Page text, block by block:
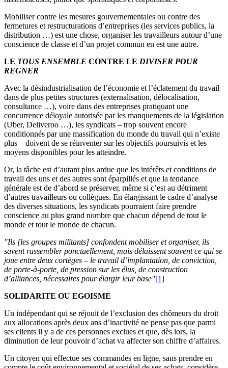
Mobiliser contre les mesures gouvernementales ou contre des
fermetures et restructurations d’entreprises (les services publics, la
distribution …) est une chose, organiser les travailleurs autour d’une
conscience de classe et d’un projet commun en est une autre.
LE TOUS ENSEMBLE CONTRE LE DIVISER POUR
REGNER
Avec la désindustrialisation de l’économie et l’éclatement du travail
dans de plus petites structures (externalisation, délocalisation,
consultance …), voire dans des entreprises pratiquant une
concurrence déloyale autorisée par les manquements de la législation
(Uber, Deliveroo …), les syndicats – trop souvent encore
conditionnés par une massification du monde du travail qui n’existe
plus – doivent de se réinventer sur les objectifs poursuivis et les
moyens disponibles pour les atteindre.
Or, la tâche est d’autant plus ardue que les intérêts et conditions de
travail des uns et des autres sont éparpillés et que la tendance
générale est de d’abord se préserver, même si c’est au détriment
d’autres travailleurs ou collègues. En élargissant le cadre d’analyse
des diverses situations, les syndicats pourraient faire prendre
conscience au plus grand nombre que chacun dépend de tout le
monde et tout le monde de chacun.
"Ils [les groupes militants] confondent mobiliser et organiser, ils
savent rassembler ponctuellement, mais délaissent souvent ce qui se
joue entre deux cortèges – le travail d’implantation, de conviction,
de porte-à-porte, de pression sur les élus, de construction
d’alliances, nécessaires pour élargir leur base"[1]
SOLIDARITE OU EGOISME
Un indépendant qui se réjouit de l’exclusion des chômeurs du droit
aux allocations après deux ans d’inactivité ne pense pas que parmi
ses clients il y a de ces personnes exclues et que, dès lors, la
diminution de leur pouvoir d’achat va affecter son chiffre d’affaires.
Un citoyen qui effectue ses commandes en ligne, sans prendre en